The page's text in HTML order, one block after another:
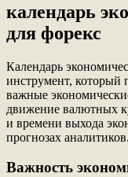
календарь
для форекс
Календарь
инструмент, который
важные
движение валютных
и времени выхода
прогнозах аналитиков.
Важность